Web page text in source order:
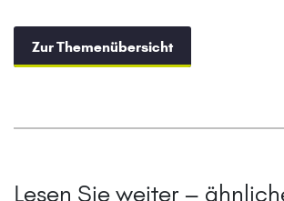
Zur Themenübersicht
Lesen Sie weiter –